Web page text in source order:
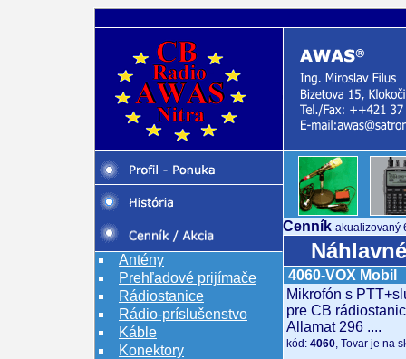
Antény
Prehľadové prijímače
Rádiostanice
Rádio-príslušenstvo
Káble
Konektory
Cenník akualizovaný
4060-VOX Mobil
Mikrofón s
pre CB
Allamat 296 ....
kód: 4060, Tovar je na